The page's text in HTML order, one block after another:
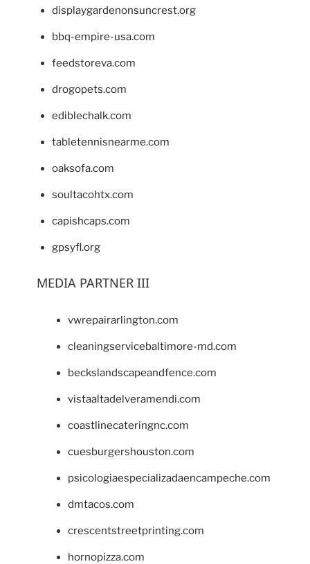
displaygardenonsuncrest.org
bbq-empire-usa.com
feedstoreva.com
drogopets.com
ediblechalk.com
tabletennisnearme.com
oaksofa.com
soultacohtx.com
capishcaps.com
gpsyfl.org
MEDIA PARTNER III
vwrepairarlington.com
cleaningservicebaltimore-md.com
beckslandscapeandfence.com
vistaaltadelveramendi.com
coastlinecateringnc.com
cuesburgershouston.com
psicologiaespecializadaencampeche.com
dmtacos.com
crescentstreetprinting.com
hornopizza.com